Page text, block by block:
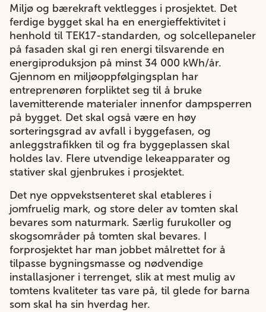
Miljø og bærekraft vektlegges i prosjektet. Det
ferdige bygget skal ha en energieffektivitet i
henhold til TEK17-standarden, og solcellepaneler
på fasaden skal gi ren energi tilsvarende en
energiproduksjon på minst 34 000 kWh/år.
Gjennom en miljøoppfølgingsplan har
entreprenøren forpliktet seg til å bruke
lavemitterende materialer innenfor dampsperren
på bygget. Det skal også være en høy
sorteringsgrad av avfall i byggefasen, og
anleggstrafikken til og fra byggeplassen skal
holdes lav. Flere utvendige lekeapparater og
stativer skal gjenbrukes i prosjektet.
Det nye oppvekstsenteret skal etableres i
jomfruelig mark, og store deler av tomten skal
bevares som naturmark. Særlig furukoller og
skogsområder på tomten skal bevares. I
forprosjektet har man jobbet målrettet for å
tilpasse bygningsmasse og nødvendige
installasjoner i terrenget, slik at mest mulig av
tomtens kvaliteter tas vare på, til glede for barna
som skal ha sin hverdag her.